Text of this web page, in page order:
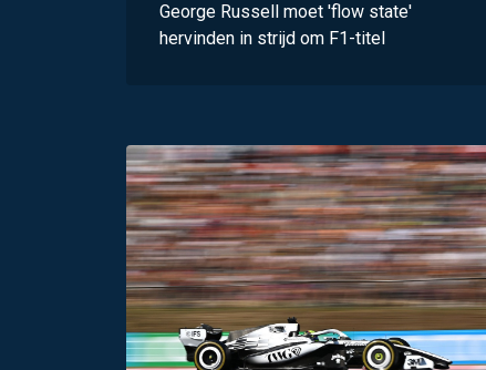
George Russell moet 'flow state'
hervinden in strijd om F1-titel